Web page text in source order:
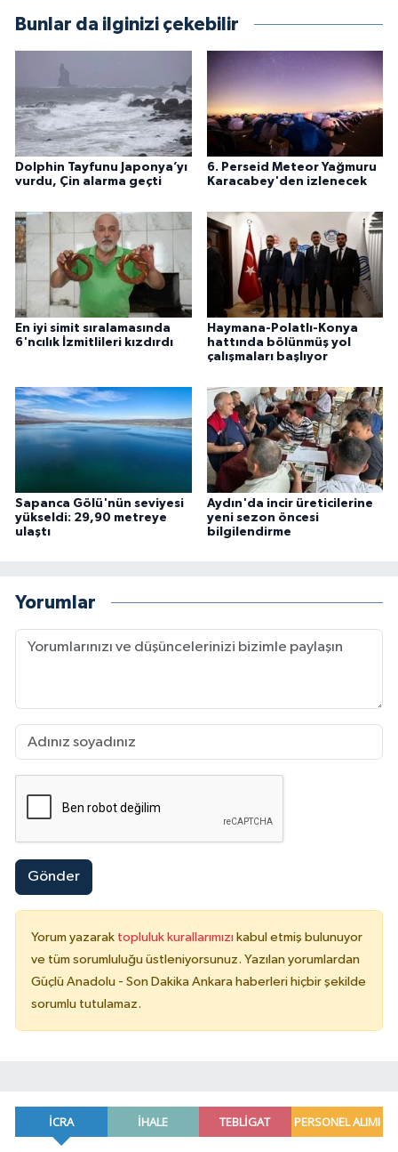
Bunlar da ilginizi çekebilir
Dolphin Tayfunu Japonya’yı
vurdu, Çin alarma geçti
6. Perseid Meteor Yağmuru
Karacabey'den izlenecek
En iyi simit sıralamasında
6'ncılık İzmitlileri kızdırdı
Haymana-Polatlı-Konya
hattında bölünmüş yol
çalışmaları başlıyor
Sapanca Gölü'nün seviyesi
yükseldi: 29,90 metreye
ulaştı
Aydın'da incir üreticilerine
yeni sezon öncesi
bilgilendirme
Yorumlar
Gönder
Yorum yazarak topluluk kurallarımızı kabul etmiş bulunuyor
ve tüm sorumluluğu üstleniyorsunuz. Yazılan yorumlardan
Güçlü Anadolu - Son Dakika Ankara haberleri hiçbir şekilde
sorumlu tutulamaz.